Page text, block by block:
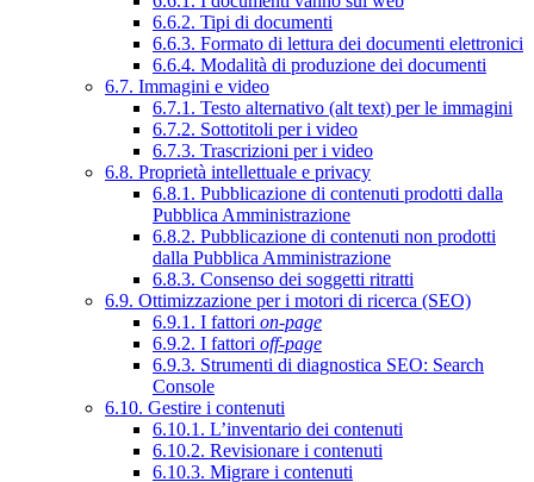
6.6.2. Tipi di documenti
6.6.3. Formato di lettura dei documenti elettronici
6.6.4. Modalità di produzione dei documenti
6.7. Immagini e video
6.7.1. Testo alternativo (alt text) per le immagini
6.7.2. Sottotitoli per i video
6.7.3. Trascrizioni per i video
6.8. Proprietà intellettuale e privacy
6.8.1. Pubblicazione di contenuti prodotti dalla
Pubblica Amministrazione
6.8.2. Pubblicazione di contenuti non prodotti
dalla Pubblica Amministrazione
6.8.3. Consenso dei soggetti ritratti
6.9. Ottimizzazione per i motori di ricerca (SEO)
6.9.1. I fattori on-page
6.9.2. I fattori off-page
6.9.3. Strumenti di diagnostica SEO: Search
Console
6.10. Gestire i contenuti
6.10.1. L’inventario dei contenuti
6.10.2. Revisionare i contenuti
6.10.3. Migrare i contenuti